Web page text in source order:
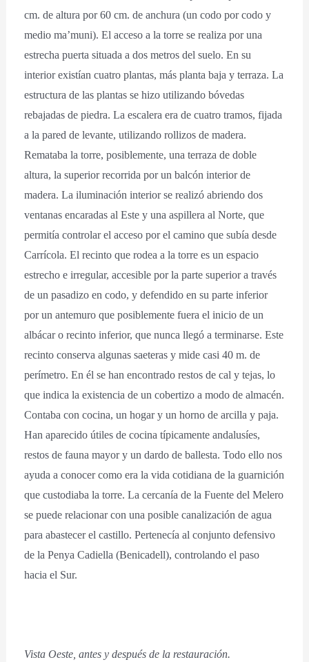
cm. de altura por 60 cm. de anchura (un codo por codo y
medio ma’muni). El acceso a la torre se realiza por una
estrecha puerta situada a dos metros del suelo. En su
interior existían cuatro plantas, más planta baja y terraza. La
estructura de las plantas se hizo utilizando bóvedas
rebajadas de piedra. La escalera era de cuatro tramos, fijada
a la pared de levante, utilizando rollizos de madera.
Remataba la torre, posiblemente, una terraza de doble
altura, la superior recorrida por un balcón interior de
madera. La iluminación interior se realizó abriendo dos
ventanas encaradas al Este y una aspillera al Norte, que
permitía controlar el acceso por el camino que subía desde
Carrícola. El recinto que rodea a la torre es un espacio
estrecho e irregular, accesible por la parte superior a través
de un pasadizo en codo, y defendido en su parte inferior
por un antemuro que posiblemente fuera el inicio de un
albácar o recinto inferior, que nunca llegó a terminarse. Este
recinto conserva algunas saeteras y mide casi 40 m. de
perímetro. En él se han encontrado restos de cal y tejas, lo
que indica la existencia de un cobertizo a modo de almacén.
Contaba con cocina, un hogar y un horno de arcilla y paja.
Han aparecido útiles de cocina típicamente andalusíes,
restos de fauna mayor y un dardo de ballesta. Todo ello nos
ayuda a conocer como era la vida cotidiana de la guarnición
que custodiaba la torre. La cercanía de la Fuente del Melero
se puede relacionar con una posible canalización de agua
para abastecer el castillo. Pertenecía al conjunto defensivo
de la Penya Cadiella (Benicadell), controlando el paso
hacia el Sur.
Vista Oeste, antes y después de la restauración.